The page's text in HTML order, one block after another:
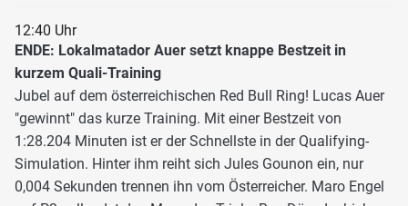
12:40 Uhr
ENDE: Lokalmatador Auer setzt knappe Bestzeit in
kurzem Quali-Training
Jubel auf dem österreichischen Red Bull Ring! Lucas Auer
"gewinnt" das kurze Training. Mit einer Bestzeit von
1:28.204 Minuten ist er der Schnellste in der Qualifying-
Simulation. Hinter ihm reiht sich Jules Gounon ein, nur
0,004 Sekunden trennen ihn vom Österreicher. Maro Engel